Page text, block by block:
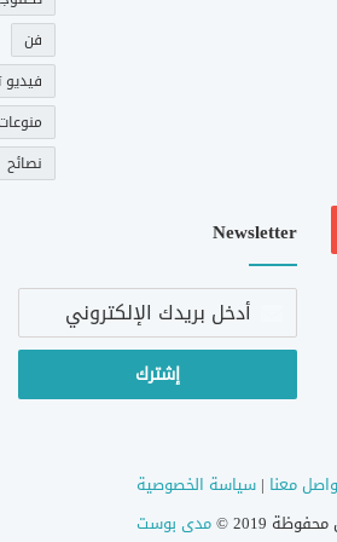
فن
فيديو
نصائح
Newsletter
أدخل
الإلكتروني
معنا |سياسة الخصوصية
2019 ©
مدى بوست